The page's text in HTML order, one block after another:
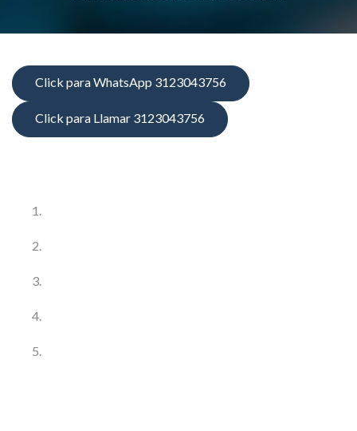
Click para WhatsApp 3123043756
Click para Llamar 3123043756